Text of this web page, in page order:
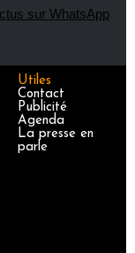
Utiles
Contact
Publicité
Agenda
La presse en
parle